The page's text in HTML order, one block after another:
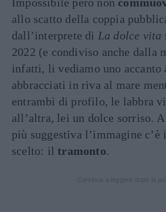
allo scatto della coppia
dall’interprete di La dolce vita
2022 (e condiviso anche dalla
infatti, li vediamo uno accanto
abbracciati in riva al mare
entrambi di profilo, le labbra
all’altra, lei un dolce sorriso. A
più suggestiva l’immagine c’è
scelto: iltramonto.